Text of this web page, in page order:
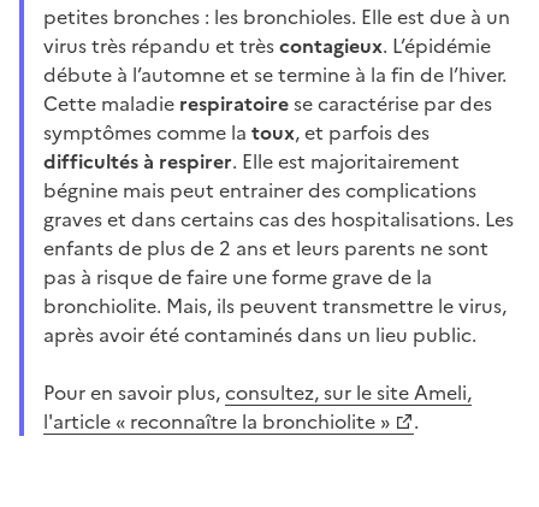
petites bronches : les bronchioles. Elle est due à un
virus très répandu et trèscontagieux. L’épidémie
débute à l’automne et se termine à la fin de l’hiver.
Cette maladie respiratoirese caractérise par des
symptômes comme la toux, et parfois des
difficultés à respirer. Elle est majoritairement
bégnine mais peut entrainer des complications
graves et dans certains cas des hospitalisations. Les
enfants de plus de 2 ans et leurs parents ne sont
pas à risque de faire une forme grave de la
bronchiolite. Mais, ils peuvent transmettre le virus,
après avoir été contaminés dans un lieu public.
Pour en savoir plus,consultez, sur le site Ameli,
l'article « reconnaître la bronchiolite » .